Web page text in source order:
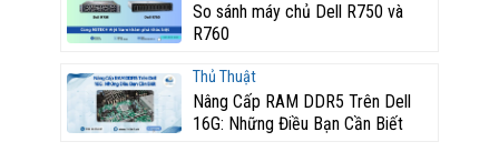
So sánh máy chủ Dell R750 và
R760
Thủ Thuật
Nâng Cấp RAM DDR5 Trên Dell
16G: Những Điều Bạn Cần Biết